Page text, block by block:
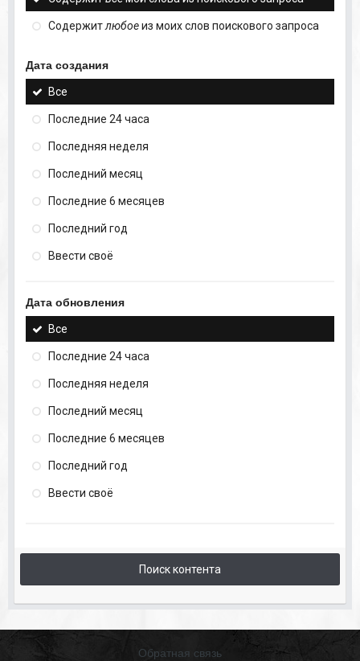
Содержитлюбоеиз моих слов поискового запроса
Дата создания
Все
Последние 24 часа
Последняя неделя
Последний месяц
Последние 6 месяцев
Последний год
Ввести своё
Дата обновления
Все
Последние 24 часа
Последняя неделя
Последний месяц
Последние 6 месяцев
Последний год
Ввести своё
Поиск контента
Обратная связь